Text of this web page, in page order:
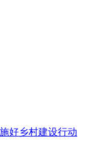
好乡村建设行动